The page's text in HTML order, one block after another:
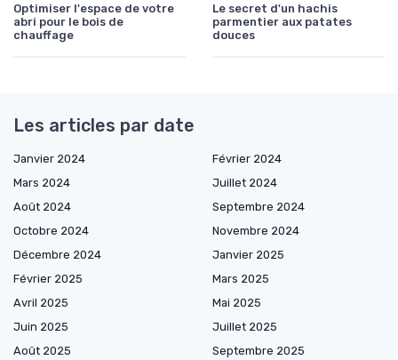
Optimiser l'espace de votre
abri pour le bois de
chauffage
Le secret d'un hachis
parmentier aux patates
douces
Les articles par date
Janvier 2024
Février 2024
Mars 2024
Juillet 2024
Août 2024
Septembre 2024
Octobre 2024
Novembre 2024
Décembre 2024
Janvier 2025
Février 2025
Mars 2025
Avril 2025
Mai 2025
Juin 2025
Juillet 2025
Août 2025
Septembre 2025